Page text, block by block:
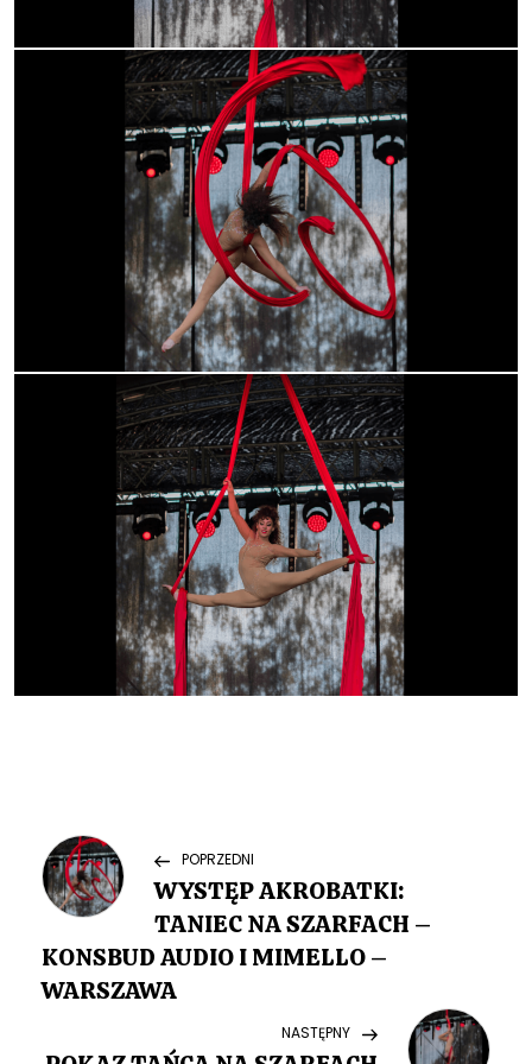
N
a
w
Previous
Post
POPRZEDNI
WYSTĘP AKROBATKI:
TANIEC NA SZARFACH –
KONSBUD AUDIO I MIMELLO –
WARSZAWA
Post
NASTĘPNY